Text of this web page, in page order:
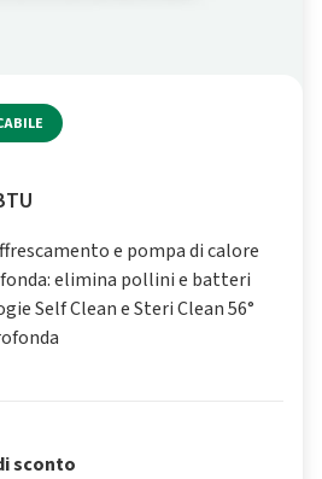
e pompa di calore
elimina pollini e batteri
Self Clean e Steri Clean 56°
sconto